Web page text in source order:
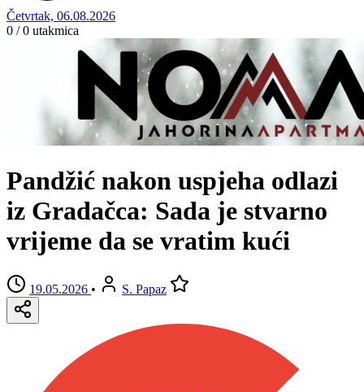
Četvrtak, 06.08.2026
0 / 0 utakmica
Pandžić nakon uspjeha odlazi
iz Gradačca: Sada je stvarno
vrijeme da se vratim kući
19.05.2026 • S. Papaz